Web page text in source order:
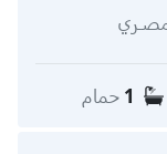
1 حمام